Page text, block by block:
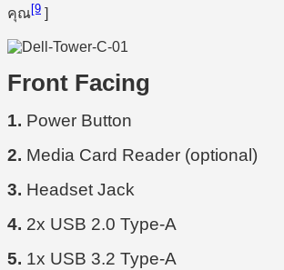
คุณ[9 ]
Front Facing
1. Power Button
2. Media Card Reader (optional)
3. Headset Jack
4. 2x USB 2.0 Type-A
5. 1x USB 3.2 Type-A